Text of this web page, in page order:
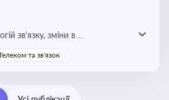
зв'язку, зміни в
ринку телекомунікацій,
та інтернет-послуг
та зв'язок